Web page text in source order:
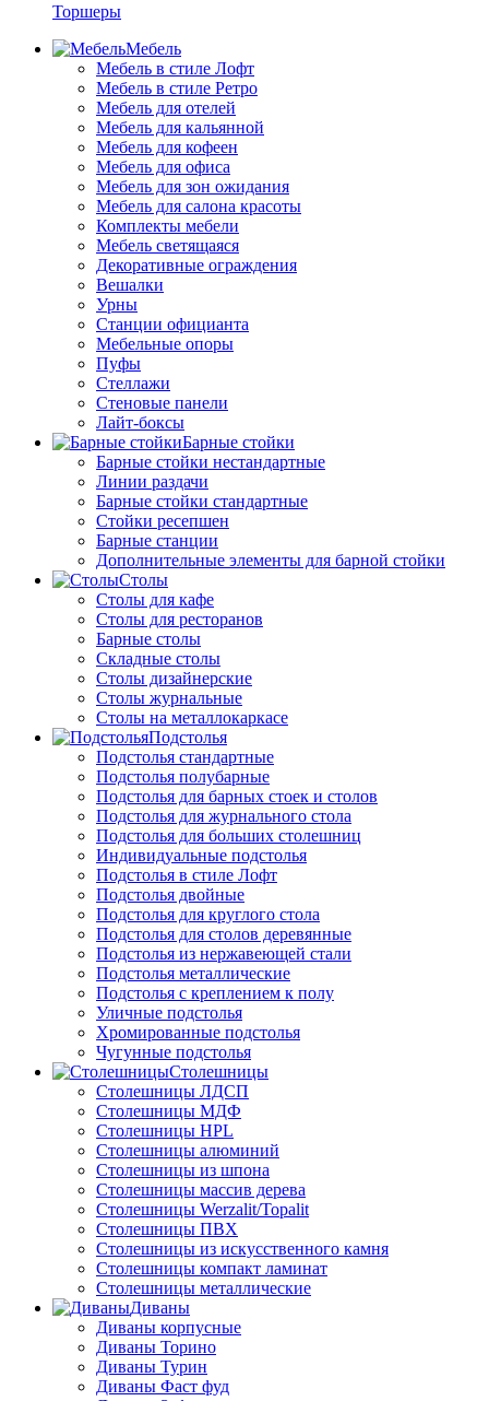
Торшеры
Мебель
Мебель в стиле Лофт
Мебель в стиле Ретро
Мебель для отелей
Мебель для кальянной
Мебель для кофеен
Мебель для офиса
Мебель для зон ожидания
Мебель для салона красоты
Комплекты мебели
Мебель светящаяся
Декоративные ограждения
Вешалки
Урны
Станции официанта
Мебельные опоры
Пуфы
Стеллажи
Стеновые панели
Лайт-боксы
Барные стойки
Барные стойки нестандартные
Линии раздачи
Барные стойки стандартные
Стойки ресепшен
Барные станции
Дополнительные элементы для барной стойки
Столы
Столы для кафе
Столы для ресторанов
Барные столы
Складные столы
Столы дизайнерские
Столы журнальные
Столы на металлокаркасе
Подстолья
Подстолья стандартные
Подстолья полубарные
Подстолья для барных стоек и столов
Подстолья для журнального стола
Подстолья для больших столешниц
Индивидуальные подстолья
Подстолья в стиле Лофт
Подстолья двойные
Подстолья для круглого стола
Подстолья для столов деревянные
Подстолья из нержавеющей стали
Подстолья металлические
Подстолья с креплением к полу
Уличные подстолья
Хромированные подстолья
Чугунные подстолья
Столешницы
Столешницы ЛДСП
Столешницы МДФ
Столешницы HPL
Столешницы алюминий
Столешницы из шпона
Столешницы массив дерева
Столешницы Werzalit/Topalit
Столешницы ПВХ
Столешницы из искусственного камня
Столешницы компакт ламинат
Столешницы металлические
Диваны
Диваны корпусные
Диваны Торино
Диваны Турин
Диваны Фаст фуд